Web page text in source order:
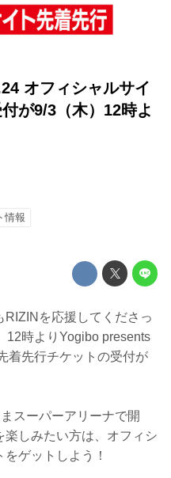
オフィシャルサイ
が9/3（木）12時よ
情報
を応援してくださっ
12時よりYogibo presents
着先行チケットの受付が
スーパーアリーナで開
しみたい方は、オフィシ
ゲットしよう！